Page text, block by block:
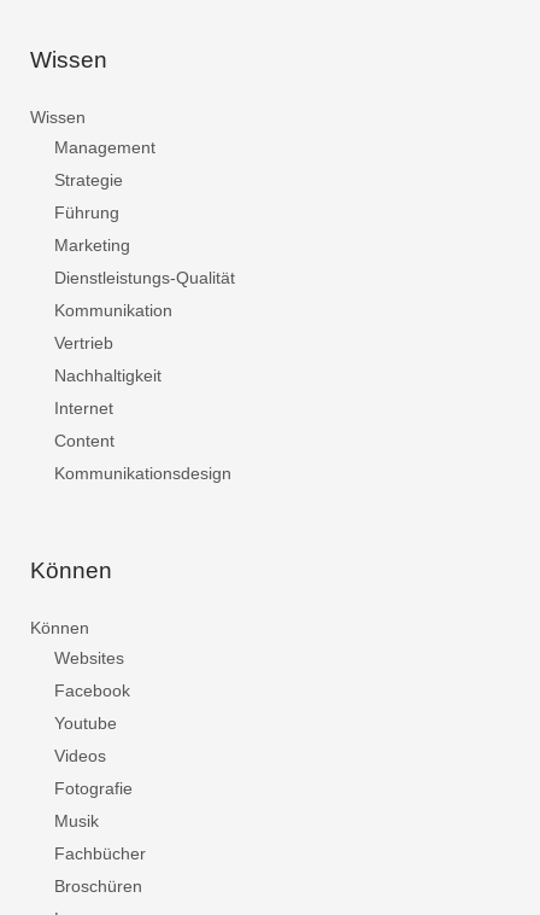
Wissen
Wissen
Management
Strategie
Führung
Marketing
Dienstleistungs-Qualität
Kommunikation
Vertrieb
Nachhaltigkeit
Internet
Content
Kommunikationsdesign
Können
Können
Websites
Facebook
Youtube
Videos
Fotografie
Musik
Fachbücher
Broschüren